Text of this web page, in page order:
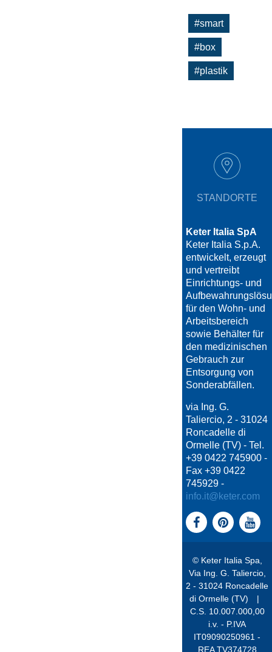
#smart
#box
#plastik
STANDORTE
Keter Italia SpA
Keter Italia S.p.A.
entwickelt, erzeugt
und vertreibt
Einrichtungs- und
für den Wohn- und
Arbeitsbereich
sowie Behälter für
den medizinischen
Gebrauch zur
Entsorgung von
Sonderabfällen.
via Ing. G.
Taliercio, 2 - 31024
Roncadelle di
Ormelle (TV) - Tel.
+39 0422 745900 -
Fax +39 0422
745929 -
info.it@keter.com
© Keter Italia Spa,
Via Ing. G. Taliercio,
2 - 31024 Roncadelle
di Ormelle (TV)
|
C.S. 10.007.000,00
i.v. - P.IVA
IT09090250961 -
REA TV374728